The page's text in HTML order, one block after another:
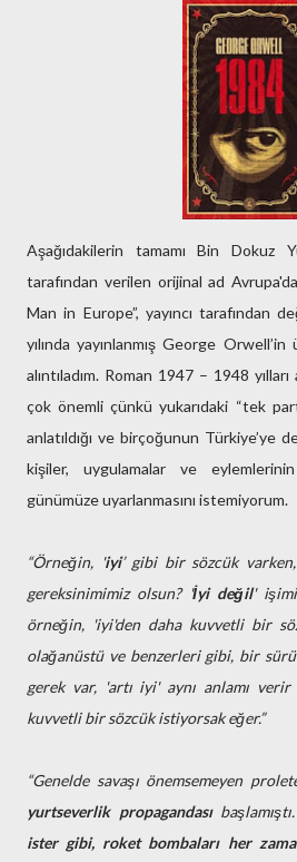
Aşağıdakilerin tamamı Bin Dokuz
tarafından verilen orijinal ad
Man in Europe”, yayıncı tarafından
yılında yayınlanmış George Orwell’in
alıntıladım. Roman 1947 – 1948 yılları
çok önemli çünkü yukarıdaki “tek
anlatıldığı ve birçoğunun Türkiye’ye
kişiler, uygulamalar ve
günümüze uyarlanmasını istemiyorum.
“Örneğin, ' iyi’ gibi bir sözcük varken, '
gereksinimimiz olsun? ' İyi değil'
örneğin, 'iyi'den daha kuvvetli bir
olağanüstü ve benzerleri gibi, bir sürü
gerek var, 'artı iyi' aynı anlamı
kuvvetli bir sözcük istiyorsak eğer.”
“Genelde savaşı önemsemeyen
yurtseverlik propagandası başlamıştı.
ister gibi, roket bombaları her